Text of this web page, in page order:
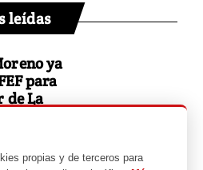
leídas
ya
para
de La
a propias y de terceros para